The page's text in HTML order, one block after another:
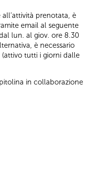
prenotata, è
email al seguente
lun. al giov. ore 8.30
è necessario
tutti i giorni dalle
in collaborazione